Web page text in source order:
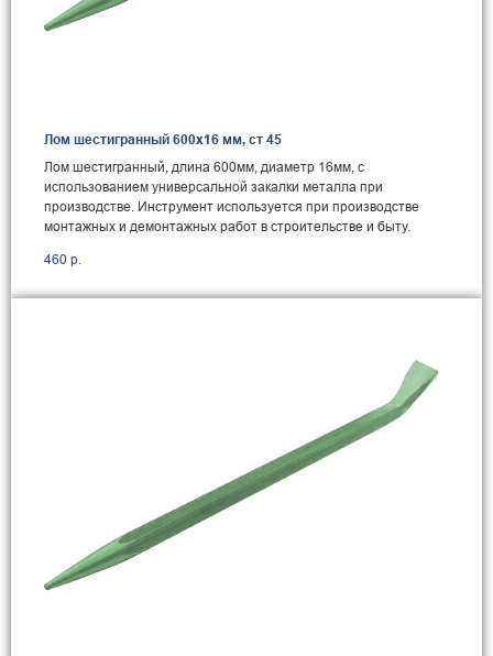
Лом шестигранный 600x16 мм, ст 45
Лом шестигранный, длина 600мм, диаметр 16мм, с
использованием универсальной закалки металла при
производстве. Инструмент используется при производстве
монтажных и демонтажных работ в строительстве и быту.
460 р.